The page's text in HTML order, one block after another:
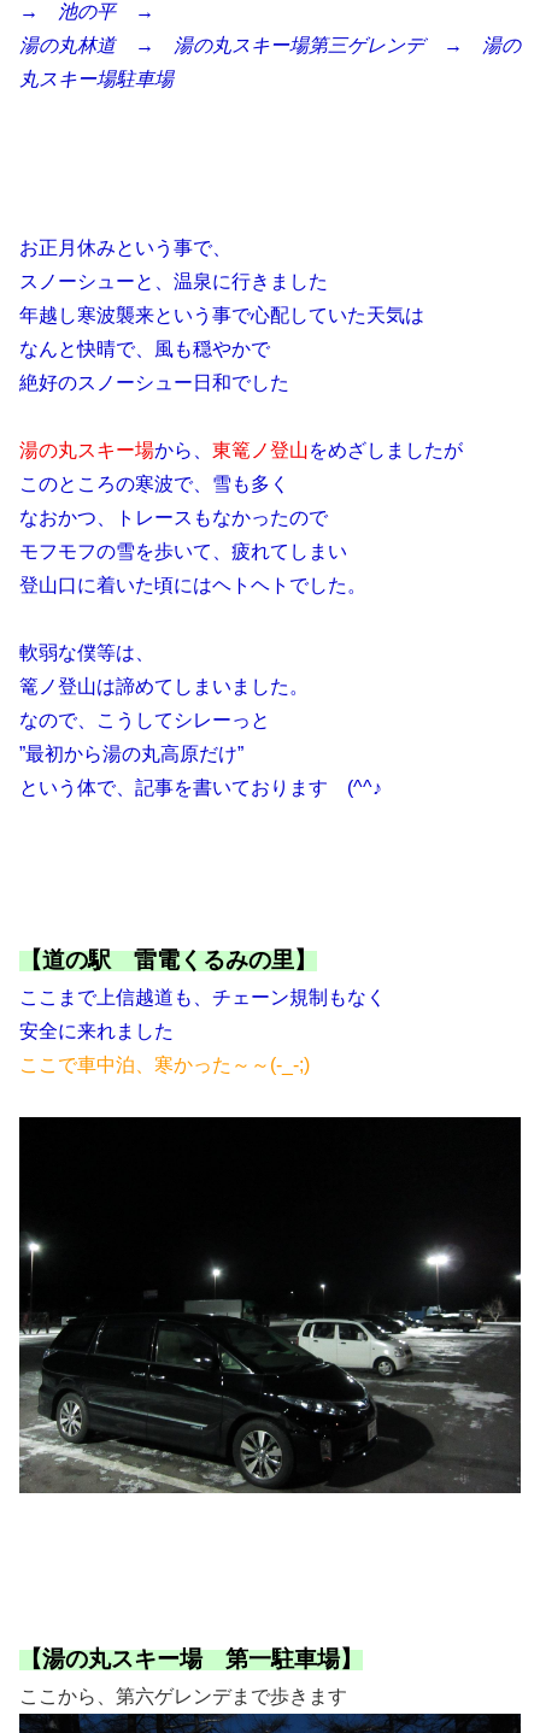
→ 池の平 →
湯の丸林道 → 湯の丸スキー場第三ゲレンデ → 湯の
丸スキー場駐車場
お正月休みという事で、
スノーシューと、温泉に行きました
年越し寒波襲来という事で心配していた天気は
なんと快晴で、風も穏やかで
絶好のスノーシュー日和でした
湯の丸スキー場から、 東篭ノ登山をめざしましたが
このところの寒波で、雪も多く
なおかつ、トレースもなかったので
モフモフの雪を歩いて、疲れてしまい
登山口に着いた頃にはヘトヘトでした。
軟弱な僕等は、
篭ノ登山は諦めてしまいました。
なので、こうしてシレーっと
”最初から湯の丸高原だけ”
という体で、記事を書いております (^^♪
【道の駅 雷電くるみの里】
ここまで上信越道も、チェーン規制もなく
安全に来れました
ここで車中泊、寒かった～～(-_-;)
【湯の丸スキー場 第一駐車場】
ここから、第六ゲレンデまで歩きます